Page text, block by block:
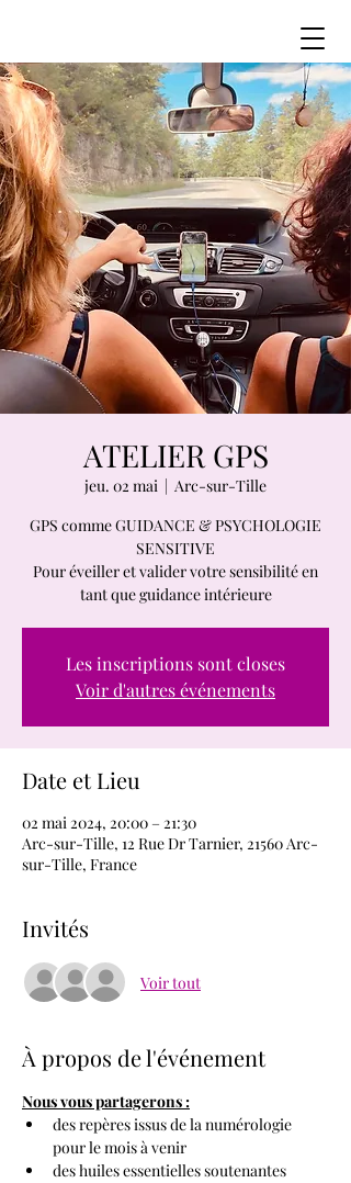
ATELIER GPS
jeu. 02 mai
  |
Arc-sur-Tille
GPS comme GUIDANCE & PSYCHOLOGIE
SENSITIVE
Pour éveiller et valider votre sensibilité en
tant que guidance intérieure
Les inscriptions sont closes
Voir d'autres événements
Date et Lieu
02 mai 2024, 20:00 – 21:30
Arc-sur-Tille, 12 Rue Dr Tarnier, 21560 Arc-
sur-Tille, France
Invités
Voir tout
À propos de l'événement
Nous vous partagerons :
des repères issus de la numérologie
pour le mois à venir
des huiles essentielles soutenantes